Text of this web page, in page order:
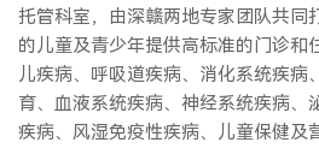
托管科室，由深赣两地专家团队共同
的儿童及青少年提供高标准的门诊和
儿疾病、呼吸道疾病、消化系统疾病
育、血液系统疾病、神经系统疾病、
疾病、风湿免疫性疾病、儿童保健及